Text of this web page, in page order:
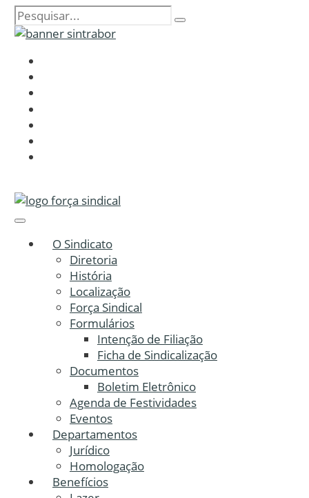
O Sindicato
Diretoria
História
Localização
Força Sindical
Formulários
Intenção de Filiação
Ficha de Sindicalização
Documentos
Boletim Eletrônico
Agenda de Festividades
Eventos
Departamentos
Jurídico
Homologação
Benefícios